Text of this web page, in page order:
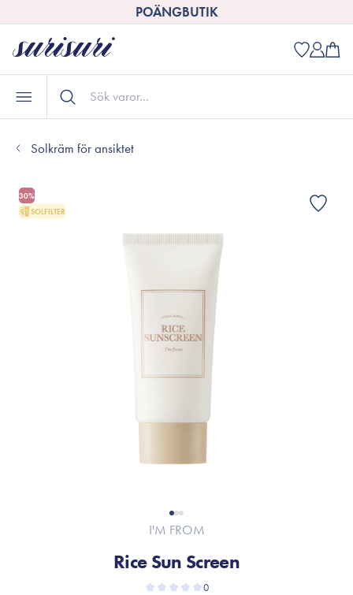
POÄNGBUTIK
Solkräm för ansiktet
30%
SOLFILTER
I'M FROM
Rice Sun Screen
0